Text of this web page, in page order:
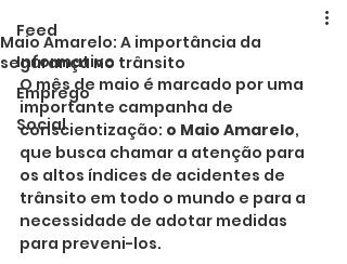
Feed
Informativo
Emprego
Social
Maio Amarelo: A importância da
segurança no trânsito
O mês de maio é marcado por uma
importante campanha de
conscientização: o Maio Amarelo,
que busca chamar a atenção para
os altos índices de acidentes de
trânsito em todo o mundo e para a
necessidade de adotar medidas
para preveni-los.